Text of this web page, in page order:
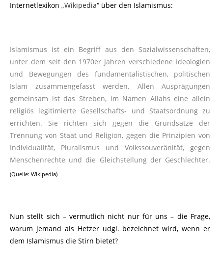
Internetlexikon „Wikipedia“ über den Islamismus:
Islamismus ist ein Begriff aus den Sozialwissenschaften,
unter dem seit den 1970er Jahren verschiedene Ideologien
und Bewegungen des fundamentalistischen, politischen
Islam zusammengefasst werden. Allen Ausprägungen
gemeinsam ist das Streben, im Namen Allahs eine allein
religiös legitimierte Gesellschafts- und Staatsordnung zu
errichten. Sie richten sich gegen die Grundsätze der
Trennung von Staat und Religion, gegen die Prinzipien von
Individualität, Pluralismus und Volkssouveränität, gegen
Menschenrechte und die Gleichstellung der Geschlechter.
(Quelle: Wikipedia)
Nun stellt sich – vermutlich nicht nur für uns – die Frage,
warum jemand als Hetzer udgl. bezeichnet wird, wenn er
dem Islamismus die Stirn bietet?